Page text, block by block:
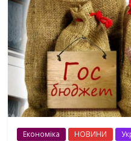
Економіка НОВИНИ